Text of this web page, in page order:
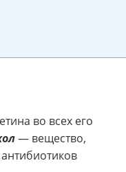
во всех его
— вещество,